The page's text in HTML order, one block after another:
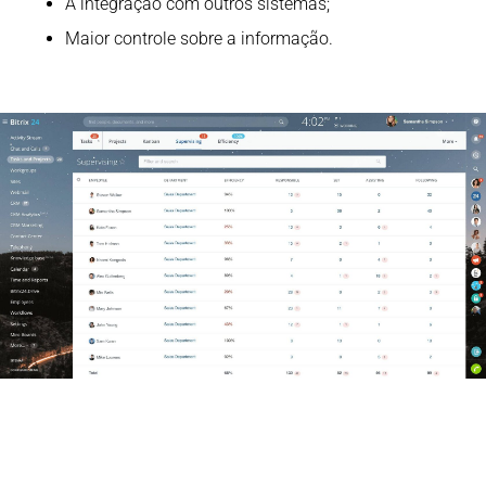
A integração com outros sistemas;
Maior controle sobre a informação.